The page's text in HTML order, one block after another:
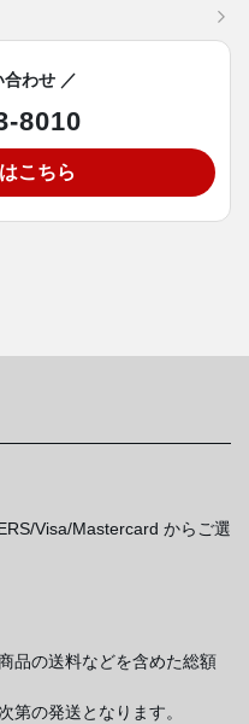
合わせ ／
8010
こちら
Visa/Mastercard からご選
品の送料などを含めた総額
第の発送となります。